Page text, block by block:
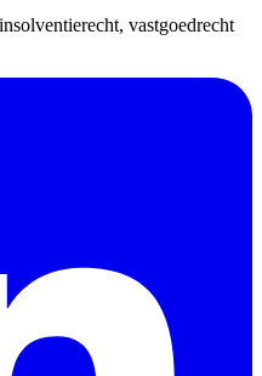
vastgoedrecht